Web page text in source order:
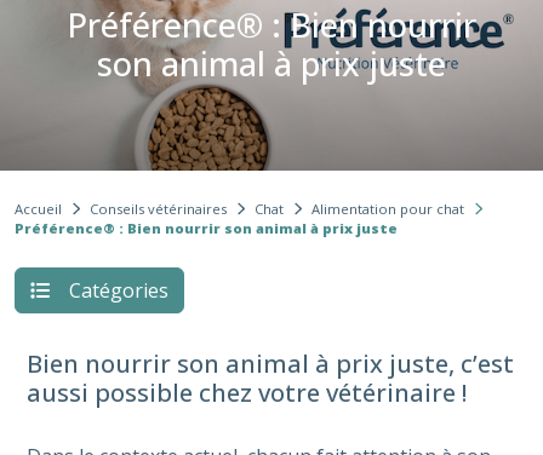
Préférence® : Bien nourrir
son animal à prix juste
Accueil Conseils vétérinaires Chat
Alimentation pour chat
Préférence® : Bien nourrir son animal à prix juste
Catégories
Bien nourrir son animal à prix juste, c’est
aussi possible chez votre vétérinaire !